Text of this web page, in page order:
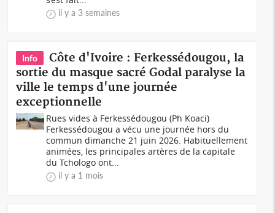
il y a 3 semaines
Info
Côte d'Ivoire : Ferkessédougou, la
sortie du masque sacré Godal paralyse la
ville le temps d'une journée
exceptionnelle
Rues vides à Ferkessédougou (Ph Koaci)
Ferkessédougou a vécu une journée hors du
commun dimanche 21 juin 2026. Habituellement
animées, les principales artères de la capitale
du Tchologo ont...
il y a 1 mois